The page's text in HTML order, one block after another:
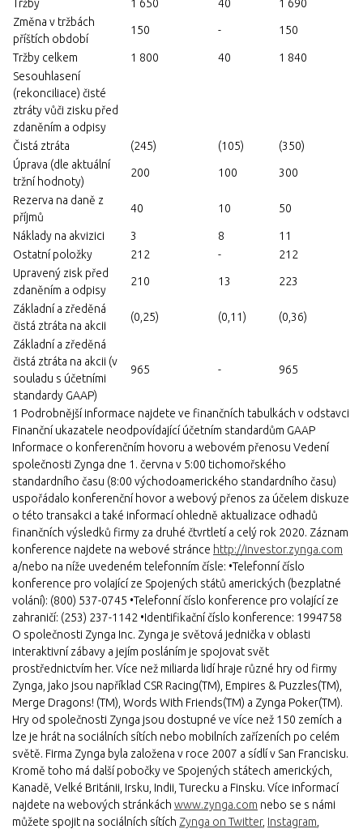
Tržby 1 650 40
1 690
Změna v tržbách
příštích období
150 - 150
Tržby celkem 1 800 40
1 840
Sesouhlasení
(rekonciliace) čisté
ztráty vůči zisku před
zdaněním a odpisy
Čistá ztráta
(245) (105)
(350)
Úprava (dle aktuální
tržní hodnoty)
200 100 300
Rezerva na daně z
příjmů
40 10 50
Náklady na akvizici 3 8
11
Ostatní položky
212 -
212
Upravený zisk před
zdaněním a odpisy
210 13 223
Základní a zředěná
čistá ztráta na akcii
(0,25) (0,11) (0,36)
Základní a zředěná
čistá ztráta na akcii (v
souladu s účetními
standardy GAAP)
965 - 965
1 Podrobnější informace najdete ve finančních tabulkách v odstavci
Finanční ukazatele neodpovídající účetním standardům GAAP
Informace o konferenčním hovoru a webovém přenosu Vedení
společnosti Zynga dne 1. června v 5:00 tichomořského
standardního času (8:00 východoamerického standardního času)
uspořádalo konferenční hovor a webový přenos za účelem diskuze
o této transakci a také informací ohledně aktualizace odhadů
finančních výsledků firmy za druhé čtvrtletí a celý rok 2020. Záznam
konference najdete na webové stránce http://investor.zynga.com
a/nebo na níže uvedeném telefonním čísle: •Telefonní číslo
konference pro volající ze Spojených států amerických (bezplatné
volání): (800) 537-0745 •Telefonní číslo konference pro volající ze
zahraničí: (253) 237-1142 •Identifikační číslo konference: 1994758
O společnosti Zynga Inc. Zynga je světová jednička v oblasti
interaktivní zábavy a jejím posláním je spojovat svět
prostřednictvím her. Více než miliarda lidí hraje různé hry od firmy
Zynga, jako jsou například CSR Racing(TM), Empires & Puzzles(TM),
Merge Dragons! (TM), Words With Friends(TM) a Zynga Poker(TM).
Hry od společnosti Zynga jsou dostupné ve více než 150 zemích a
lze je hrát na sociálních sítích nebo mobilních zařízeních po celém
světě. Firma Zynga byla založena v roce 2007 a sídlí v San Francisku.
Kromě toho má další pobočky ve Spojených státech amerických,
Kanadě, Velké Británii, Irsku, Indii, Turecku a Finsku. Více informací
najdete na webových stránkách www.zynga.com nebo se s námi
můžete spojit na sociálních sítích Zynga on Twitter, Instagram